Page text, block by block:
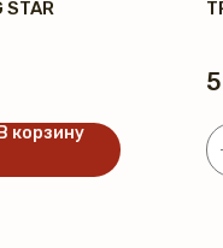
В корзину